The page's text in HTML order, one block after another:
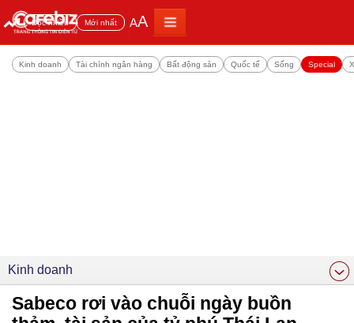
Đọc nhiều Mới nhất AA
Kinh doanh Tài chính ngân hàng Bất động sản Quốc tế Sống Special
Kinh doanh
Sabeco rơi vào chuỗi ngày buồn